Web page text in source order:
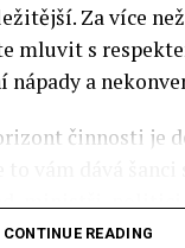
Za více
mluvit s
a
činnosti je
ministři, politici
vědci,
CONTINUE READING